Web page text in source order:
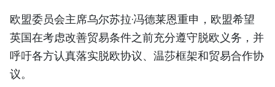
欧盟委员会主席乌尔苏拉·冯德莱恩重申，欧盟希望
英国在考虑改善贸易条件之前充分遵守脱欧义务，并
呼吁各方认真落实脱欧协议、温莎框架和贸易合作协
议。